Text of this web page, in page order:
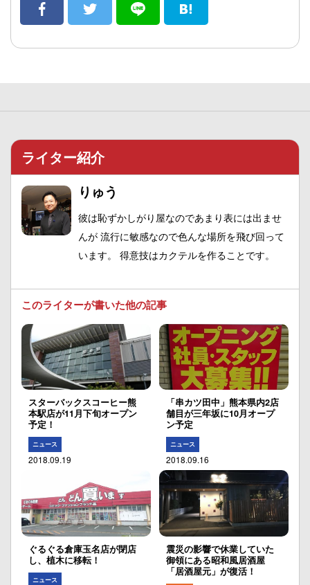
ライター紹介
りゅう
彼は恥ずかしがり屋なのであまり表には出ませ
んが 流行に敏感なので色んな場所を飛び回って
います。 得意技はカクテルを作ることです。
このライターが書いた他の記事
スターバックスコーヒー熊
本駅店が11月下旬オープン
予定！
ニュース
2018.09.19
「串カツ田中」熊本県内2店
舗目が三年坂に10月オープ
ン予定
ニュース
2018.09.16
ぐるぐる倉庫玉名店が閉店
し、植木に移転！
ニュース
震災の影響で休業していた
御領にある昭和風居酒屋
「居酒屋元」が復活！